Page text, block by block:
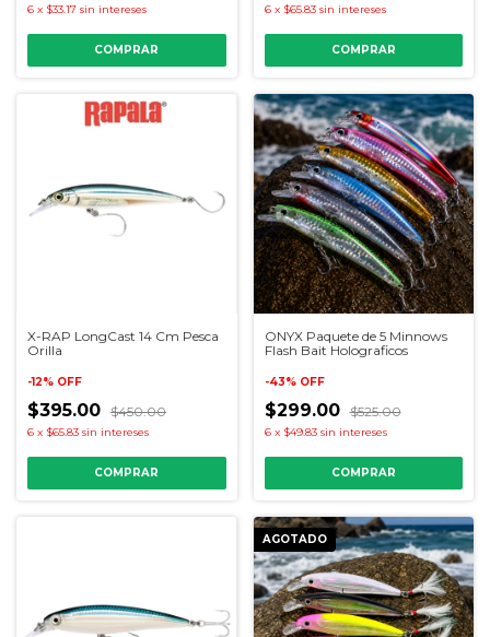
6 x $33.17 sin intereses 6 x $65.83 sin intereses
X-RAP LongCast 14 Cm Pesca
Orilla
-12% OFF
$395.00 $450.00
6 x $65.83 sin intereses
COMPRAR
ONYX Paquete de 5 Minnows
Flash Bait Holograficos
-43% OFF
$299.00 $525.00
6 x $49.83 sin intereses
AGOTADO